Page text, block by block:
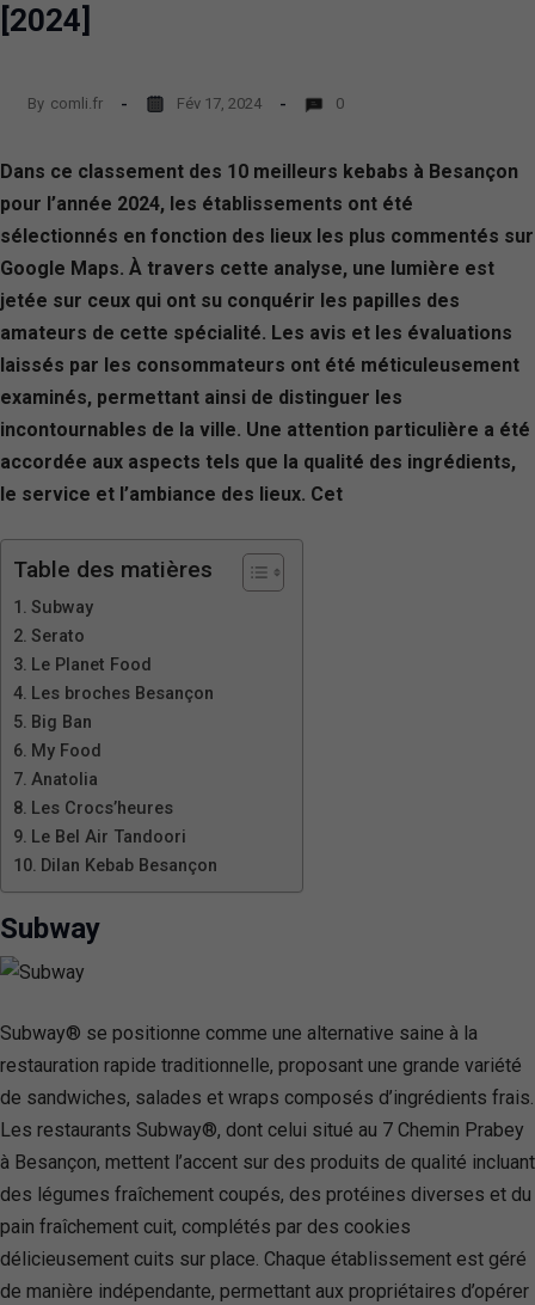
[2024]
By comli.fr Fév 17, 2024 0
Dans ce classement des 10 meilleurs kebabs à Besançon
pour l’année 2024, les établissements ont été
sélectionnés en fonction des lieux les plus commentés sur
Google Maps. À travers cette analyse, une lumière est
jetée sur ceux qui ont su conquérir les papilles des
amateurs de cette spécialité. Les avis et les évaluations
laissés par les consommateurs ont été méticuleusement
examinés, permettant ainsi de distinguer les
incontournables de la ville. Une attention particulière a été
accordée aux aspects tels que la qualité des ingrédients,
le service et l’ambiance des lieux. Cet
Table des matières
Subway
Serato
Le Planet Food
Les broches Besançon
Big Ban
My Food
Anatolia
Les Crocs’heures
Le Bel Air Tandoori
Dilan Kebab Besançon
Subway
Subway® se positionne comme une alternative saine à la
restauration rapide traditionnelle, proposant une grande variété
de sandwiches, salades et wraps composés d’ingrédients frais.
Les restaurants Subway®, dont celui situé au 7 Chemin Prabey
à Besançon, mettent l’accent sur des produits de qualité incluant
des légumes fraîchement coupés, des protéines diverses et du
pain fraîchement cuit, complétés par des cookies
délicieusement cuits sur place. Chaque établissement est géré
de manière indépendante, permettant aux propriétaires d’opérer